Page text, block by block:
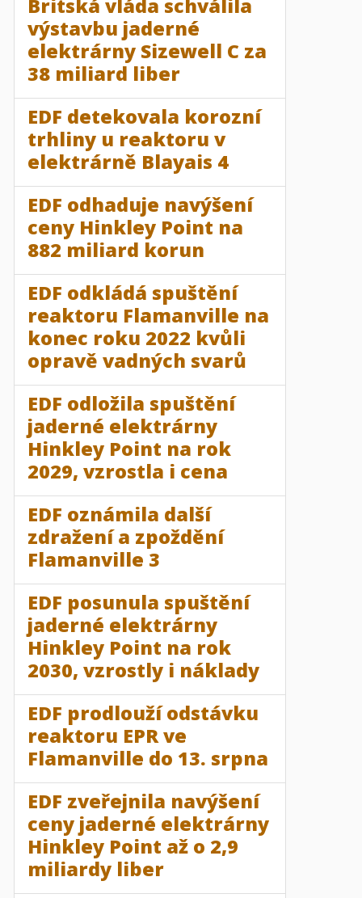
Britská vláda schválila
výstavbu jaderné
elektrárny Sizewell C za
38 miliard liber
EDF detekovala korozní
trhliny u reaktoru v
elektrárně Blayais 4
EDF odhaduje navýšení
ceny Hinkley Point na
882 miliard korun
EDF odkládá spuštění
reaktoru Flamanville na
konec roku 2022 kvůli
opravě vadných svarů
EDF odložila spuštění
jaderné elektrárny
Hinkley Point na rok
2029, vzrostla i cena
EDF oznámila další
zdražení a zpoždění
Flamanville 3
EDF posunula spuštění
jaderné elektrárny
Hinkley Point na rok
2030, vzrostly i náklady
EDF prodlouží odstávku
reaktoru EPR ve
Flamanville do 13. srpna
EDF zveřejnila navýšení
ceny jaderné elektrárny
Hinkley Point až o 2,9
miliardy liber